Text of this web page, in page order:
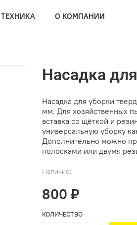
О КОМПАНИИ
Наличие:
Насадка
800 ₽
КОЛИЧЕСТВО
Насадка для уборки
мм. Для хозяйственных
вставка со щёткой и
универсальную уборку
Дополнительно можно
полосками или двумя